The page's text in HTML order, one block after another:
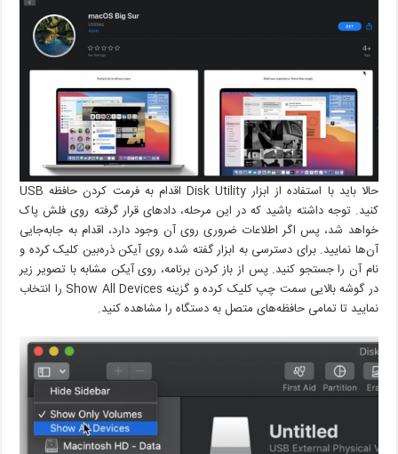
حالا باید با استفاده از ابزار Disk Utility اقدام به فرمت کردن حافظه USB
کنید. توجه داشته باشید که در این مرحله، داد‌های قرار گرفته روی فلش پاک
خواهد شد، پس اگر اطلاعات ضروری روی آن وجود دارد، اقدام به جابه‌جایی
آن‌ها نمایید. برای دسترسی به ابزار گفته شده روی آیکن ذره‌بین کلیک کرده و
نام آن را جستجو کنید. پس از باز کردن برنامه، روی آیکن مشابه با تصویر زیر
در گوشه بالایی سمت چپ کلیک کرده و گزینه Show All Devices را انتخاب
نمایید تا تمامی حافظه‌های متصل به دستگاه را مشاهده کنید.